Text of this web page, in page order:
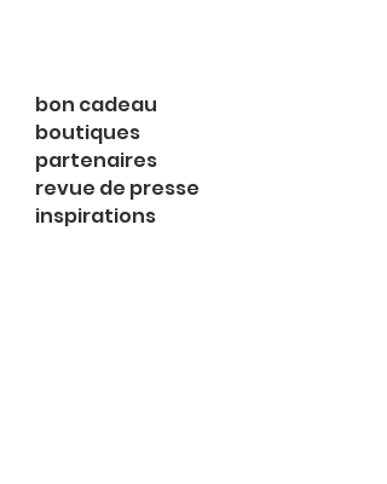
bon cadeau
boutiques
partenaires
revue de presse
inspirations